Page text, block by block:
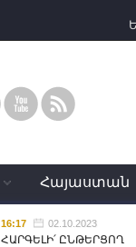
Հայաստան
16:17 02.10.2023
ՀԱՐԳԵԼԻ՛ ԸՆԹԵՐՑՈՂ